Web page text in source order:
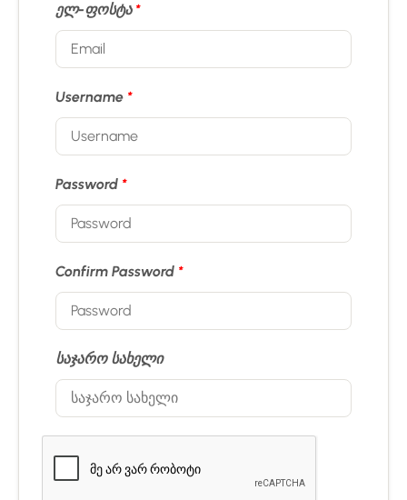
ელ-ფოსტა *
Username *
Password *
Confirm Password *
საჯარო სახელი